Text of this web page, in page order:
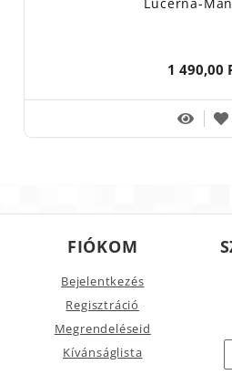
1 490,00
FIÓKOM
Bejelentkezés
Regisztráció
Megrendeléseid
Kívánságlista